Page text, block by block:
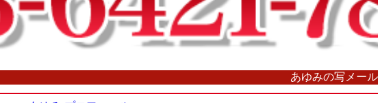
あゆみの写メール一覧